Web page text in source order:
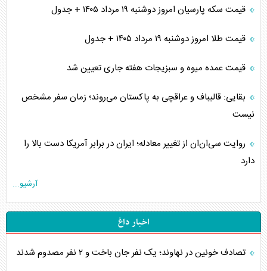
قیمت سکه پارسیان امروز دوشنبه ۱۹ مرداد ۱۴۰۵ + جدول
قیمت طلا امروز دوشنبه ۱۹ مرداد ۱۴۰۵ + جدول
قیمت عمده میوه و سبزیجات هفته جاری تعیین شد
بقایی: قالیباف و عراقچی به پاکستان می‌روند؛ زمان سفر مشخص
نیست
روایت سی‌ان‌ان از تغییر معادله؛ ایران در برابر آمریکا دست بالا را
دارد
آرشیو...
اخبار داغ
تصادف خونین در نهاوند؛ یک نفر جان باخت و ۲ نفر مصدوم شدند